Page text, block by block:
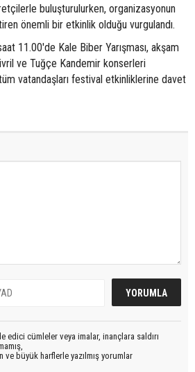
buluşturulurken, organizasyonun
önemli bir etkinlik olduğu vurgulandı.
11.00'de Kale Biber Yarışması, akşam
ve Tuğçe Kandemir konserleri
vatandaşları festival etkinliklerine davet
edici cümleler veya imalar, inançlara saldırı
ve büyük harflerle yazılmış yorumlar